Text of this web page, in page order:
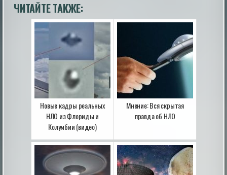
ЧИТАЙТЕ ТАКЖЕ:
Новые кадры реальных
НЛО из Флориды и
Колумбии (видео)
Мнение: Вся скрытая
правда об НЛО